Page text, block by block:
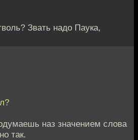
Звать надо Паука,
наз значением слова
так.